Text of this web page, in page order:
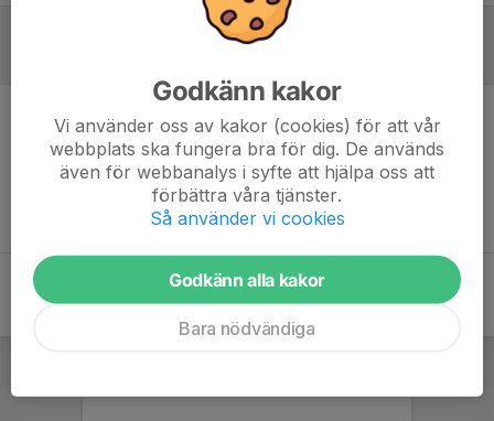
Inget referat skrivet
Godkänn kakor
Vi använder oss av kakor (cookies) för att vår
webbplats ska fungera bra för dig. De används
även för webbanalys i syfte att hjälpa oss att
förbättra våra tjänster.
Så använder vi cookies
Godkänn alla kakor
Bara nödvändiga